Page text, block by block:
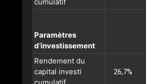
Paramètres
d’investissement
Rendement du
capital investi
26,7%